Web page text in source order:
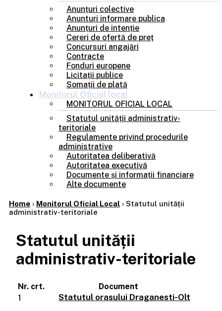
Anunțuri colective
Anunturi informare publica
Anunțuri de intenție
Cereri de ofertă de preț
Concursuri angajări
Contracte
Fonduri europene
Licitații publice
Somații de plată
Monitorul Oficial local
MONITORUL OFICIAL LOCAL
Statutul unității administrativ-
teritoriale
Regulamente privind procedurile
administrative
Autoritatea deliberativă
Autoritatea executivă
Documente și informații financiare
Alte documente
Home › Monitorul Oficial Local › Statutul unității
administrativ-teritoriale
Statutul unității
administrativ-teritoriale
Nr. crt.
Document
1
Statutul orasului Draganesti-Olt